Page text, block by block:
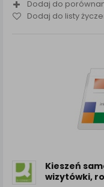
Dodaj do
Dodaj do listy
Kieszeń
wizytówki,